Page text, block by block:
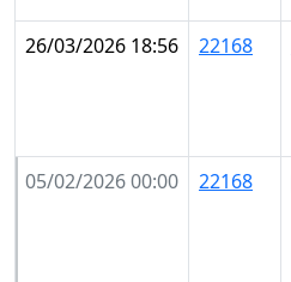
26/03/2026 18:56
22168
05/02/2026 00:00
22168